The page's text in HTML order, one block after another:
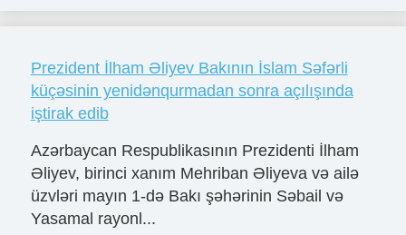
Prezident İlham Əliyev Bakının İslam Səfərli
küçəsinin yenidənqurmadan sonra açılışında
iştirak edib
Azərbaycan Respublikasının Prezidenti İlham
Əliyev, birinci xanım Mehriban Əliyeva və ailə
üzvləri mayın 1-də Bakı şəhərinin Səbail və
Yasamal rayonl...